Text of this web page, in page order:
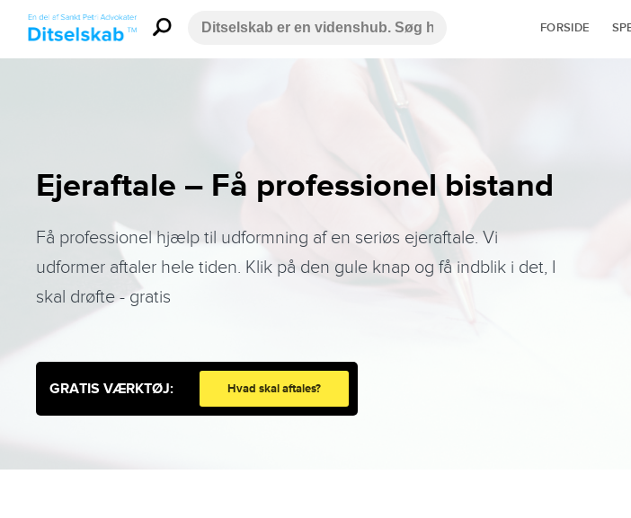
FORSIDE
Ejeraftale – Få professionel bistand
Få professionel hjælp til udformning af en seriøs ejeraftale. Vi
udformer aftaler hele tiden. Klik på den gule knap og få indblik i det, I
skal drøfte - gratis
GRATIS VÆRKTØJ: Hvad skal aftales?